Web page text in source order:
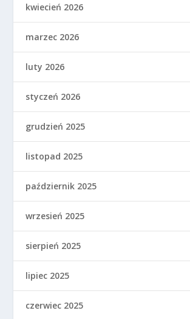
kwiecień 2026
marzec 2026
luty 2026
styczeń 2026
grudzień 2025
listopad 2025
październik 2025
wrzesień 2025
sierpień 2025
lipiec 2025
czerwiec 2025